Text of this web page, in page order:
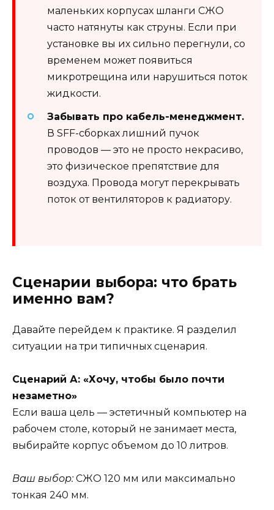
маленьких корпусах шланги СЖО
часто натянуты как струны. Если при
установке вы их сильно перегнули, со
временем может появиться
микротрещина или нарушиться поток
жидкости.
Забывать про кабель-менеджмент.
В SFF-сборках лишний пучок
проводов — это не просто некрасиво,
это физическое препятствие для
воздуха. Провода могут перекрывать
поток от вентиляторов к радиатору.
Сценарии выбора: что брать
именно вам?
Давайте перейдем к практике. Я разделил
ситуации на три типичных сценария.
Сценарий А: «Хочу, чтобы было почти
незаметно»
Если ваша цель — эстетичный компьютер на
рабочем столе, который не занимает места,
выбирайте корпус объемом до 10 литров.
Ваш выбор:СЖО 120 мм или максимально
тонкая 240 мм.